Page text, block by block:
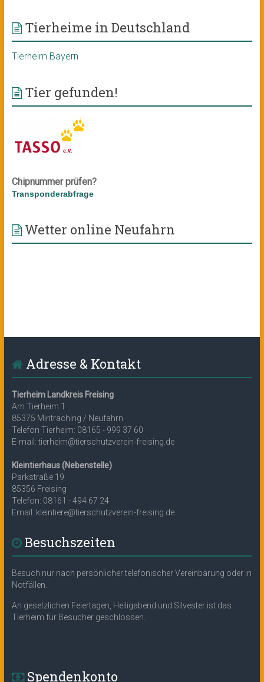
Tierheime in Deutschland
Tierheim Bayern
Tier gefunden!
Chipnummer prüfen?
Transponderabfrage
Wetter online Neufahrn
Adresse & Kontakt
Tierheim Landkreis Freising
Am Tierheim 1
85375 Mintraching / Neufahrn
Telefon Tierheim: 08165 - 999 37 60
E-mail: tierheim@tierschutzverein-freising.de
Kleintierhaus (Nebenstelle)
Parkstraße 19
85356 Freising
Telefon: 08161 - 494 67 24
Email: kleintiere@tierschutzverein-freising.de
Besuchszeiten
Besuch nur nach persönlicher telefonischer Vereinbarung oder in
Notfällen.
An gesetzlichen Feiertagen, Heiligabend und Silvester ist das
Tierheim für Besucher geschlossen.
Spendenkonto